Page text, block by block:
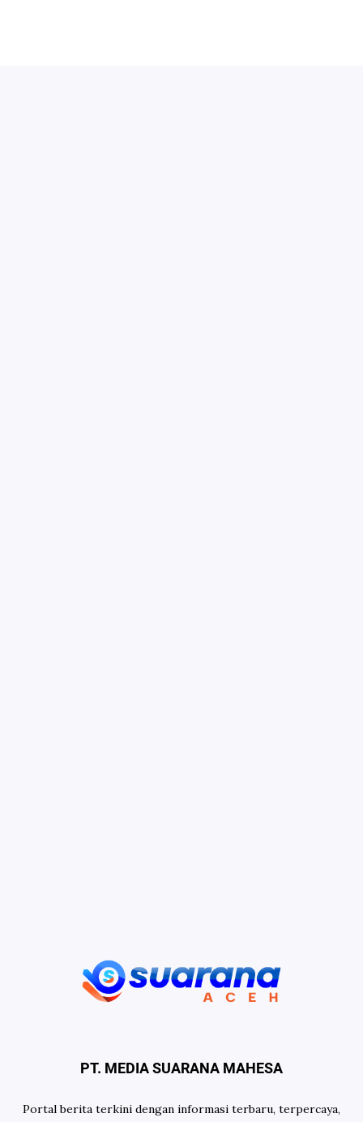
PT. MEDIA SUARANA MAHESA
Portal berita terkini dengan informasi terbaru, terpercaya,